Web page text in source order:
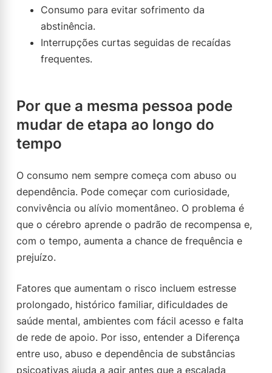
Consumo para evitar sofrimento da
abstinência.
Interrupções curtas seguidas de recaídas
frequentes.
Por que a mesma pessoa pode
mudar de etapa ao longo do
tempo
O consumo nem sempre começa com abuso ou
dependência. Pode começar com curiosidade,
convivência ou alívio momentâneo. O problema é
que o cérebro aprende o padrão de recompensa e,
com o tempo, aumenta a chance de frequência e
prejuízo.
Fatores que aumentam o risco incluem estresse
prolongado, histórico familiar, dificuldades de
saúde mental, ambientes com fácil acesso e falta
de rede de apoio. Por isso, entender a Diferença
entre uso, abuso e dependência de substâncias
psicoativas ajuda a agir antes que a escalada